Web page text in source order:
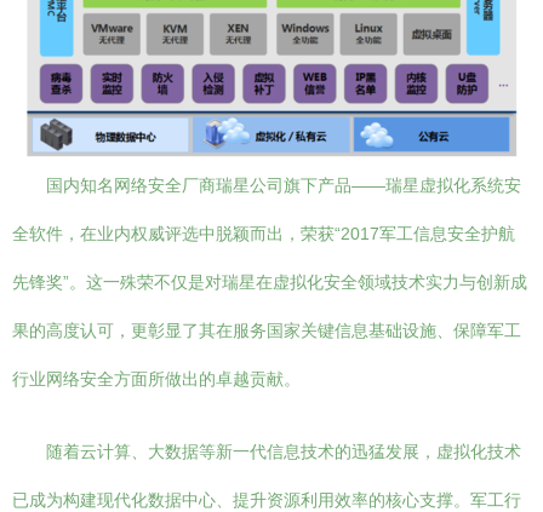
国内知名网络安全厂商瑞星公司旗下产品——瑞星虚拟化系统安
全软件，在业内权威评选中脱颖而出，荣获“2017军工信息安全护航
先锋奖”。这一殊荣不仅是对瑞星在虚拟化安全领域技术实力与创新成
果的高度认可，更彰显了其在服务国家关键信息基础设施、保障军工
行业网络安全方面所做出的卓越贡献。
随着云计算、大数据等新一代信息技术的迅猛发展，虚拟化技术
已成为构建现代化数据中心、提升资源利用效率的核心支撑。军工行